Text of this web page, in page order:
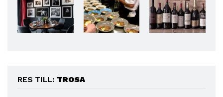
RES TILL: TROSA